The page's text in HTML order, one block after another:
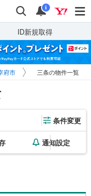
検索 通知
i
ID新規取得
府市 三条の物件一覧
条件変更
通知設定